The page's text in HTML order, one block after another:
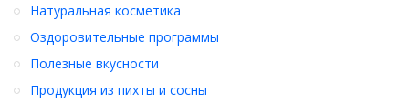
Натуральная косметика
Оздоровительные программы
Полезные вкусности
Продукция из пихты и сосны